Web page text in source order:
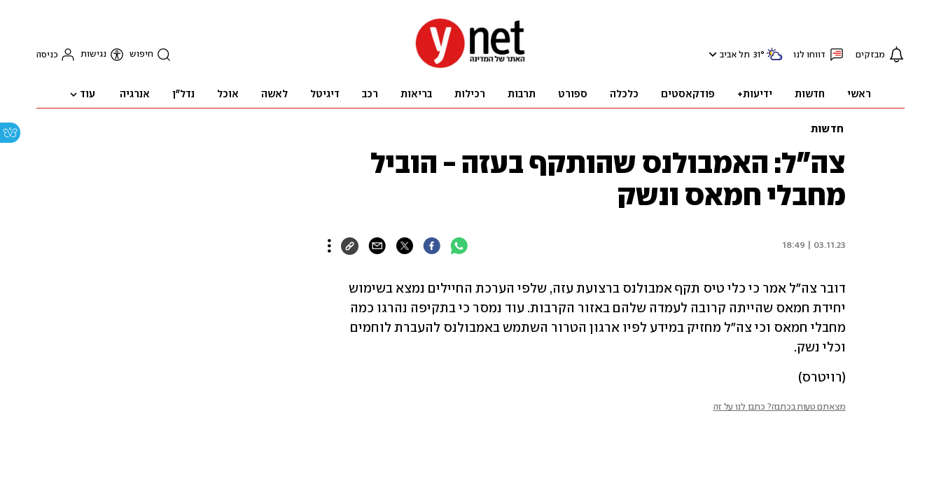
מבזקים דווחו לנו 31° תל אביב חיפוש נגישות כניסה
ראשי חדשות ידיעות+ פודקאסטים כלכלה ספורט תרבות רכילות בריאות רכב דיגיטל לאשה אוכל נדל"ן אנרגיה עוד
חדשות
צה"ל: האמבולנס שהותקף בעזה - הוביל
מחבלי חמאס ונשק
03.11.23 | 18:49
וכלי נשק.
(רויטרס)
מצאתם טעות בכתבה? כתבו לנו על זה